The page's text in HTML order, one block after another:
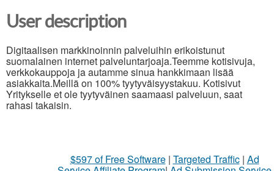
User description
Digitaalisen markkinoinnin palveluihin erikoistunut
suomalainen internet palveluntarjoaja.Teemme kotisivuja,
verkkokauppoja ja autamme sinua hankkimaan lisää
asiakkaita.Meillä on 100% tyytyväisyystakuu. Kotisivut
Yritykselle et ole tyytyväinen saamaasi palveluun, saat
rahasi takaisin.
$597 of Free Software| Targeted Traffic| Ad